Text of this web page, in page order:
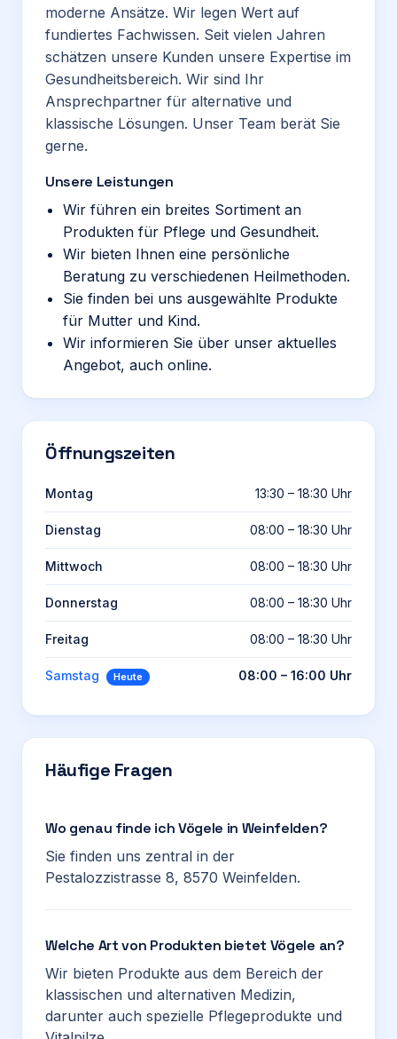
moderne Ansätze. Wir legen Wert auf
fundiertes Fachwissen. Seit vielen Jahren
schätzen unsere Kunden unsere Expertise im
Gesundheitsbereich. Wir sind Ihr
Ansprechpartner für alternative und
klassische Lösungen. Unser Team berät Sie
gerne.
Unsere Leistungen
Wir führen ein breites Sortiment an
Produkten für Pflege und Gesundheit.
Wir bieten Ihnen eine persönliche
Beratung zu verschiedenen Heilmethoden.
Sie finden bei uns ausgewählte Produkte
für Mutter und Kind.
Wir informieren Sie über unser aktuelles
Angebot, auch online.
Öffnungszeiten
Montag 13:30 – 18:30 Uhr
Dienstag 08:00 – 18:30 Uhr
Mittwoch 08:00 – 18:30 Uhr
Donnerstag 08:00 – 18:30 Uhr
Freitag 08:00 – 18:30 Uhr
Samstag Heute 08:00 – 16:00 Uhr
Häufige Fragen
Wo genau finde ich Vögele in Weinfelden?
Sie finden uns zentral in der
Pestalozzistrasse 8, 8570 Weinfelden.
Welche Art von Produkten bietet Vögele an?
Wir bieten Produkte aus dem Bereich der
klassischen und alternativen Medizin,
darunter auch spezielle Pflegeprodukte und